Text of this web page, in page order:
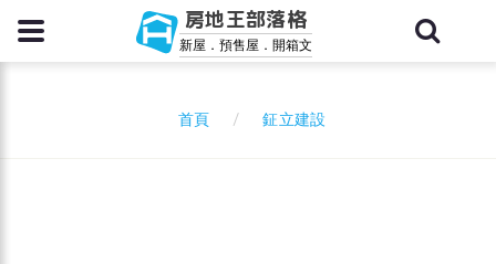
房地王部落格
新屋．預售屋．開箱文
首頁 鉦立建設